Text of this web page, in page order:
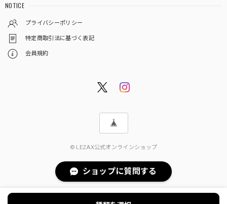
NOTICE
プライバシーポリシー
特定商取引法に基づく表記
会員規約
© LEZAX公式オンラインショップ
ショップに質問する